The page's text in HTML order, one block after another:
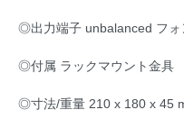
◎出力端子 unbalanced フォ
◎付属 ラックマウント金具
◎寸法/重量 210 x 180 x 45